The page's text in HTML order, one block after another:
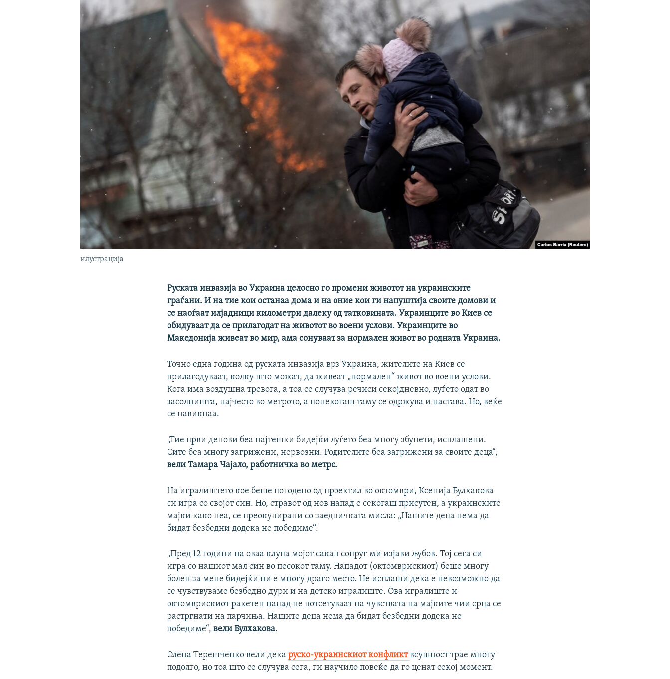
илустрација
Руската инвазија во Украина целосно го промени животот на украинските
граѓани. И на тие кои останаа дома и на оние кои ги напуштија своите домови и
се наоѓаат илјадници километри далеку од татковината. Украинците во Киев се
обидуваат да се прилагодат на животот во воени услови. Украинците во
Македонија живеат во мир, ама сонуваат за нормален живот во родната Украина.
Точно една година од руската инвазија врз Украина, жителите на Киев се
прилагодуваат, колку што можат, да живеат „нормален“ живот во воени услови.
Кога има воздушна тревога, а тоа се случува речиси секојдневно, луѓето одат во
засолништа, најчесто во метрото, а понекогаш таму се одржува и настава. Но, веќе
се навикнаа.
„Тие први денови беа најтешки бидејќи луѓето беа многу збунети, исплашени.
Сите беа многу загрижени, нервозни. Родителите беа загрижени за своите децa“,
вели Тамара Чајало, работничка во метро.
На игралиштето кое беше погодено од проектил во октомври, Ксенија Булхакова
си игра со својот син. Но, стравот од нов напад е секогаш присутен, а украинските
мајки како неа, се преокупирани со заедничката мисла: „Нашите деца нема да
бидат безбедни додека не победиме“.
„Пред 12 години на оваа клупа мојот сакан сопруг ми изјави љубов. Тој сега си
игра со нашиот мал син во песокот таму. Нападот (октомврискиот) беше многу
болен за мене бидејќи ни е многу драго место. Не исплаши дека е невозможно да
се чувствуваме безбедно дури и на детско игралиште. Ова игралиште и
октомврискиот ракетен напад не потсетуваат на чувствата на мајките чии срца се
растргнати на парчиња. Нашите деца нема да бидат безбедни додека не
победиме“,вели Булхакова.
Олена Терешченко вели декаруско-украинскиот конфликтвсушност трае многу
подолго, но тоа што се случува сега, ги научило повеќе да го ценат секој момент.